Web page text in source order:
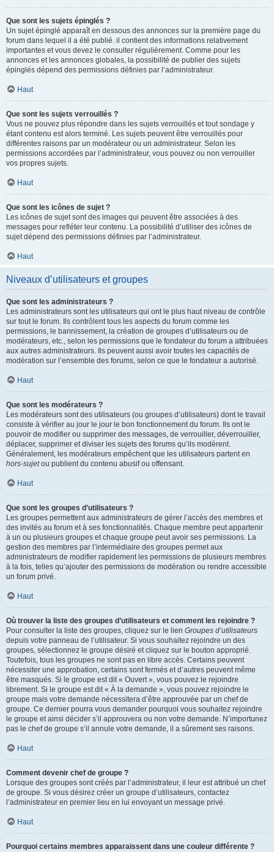
Que sont les sujets épinglés ?
Un sujet épinglé apparaît en dessous des annonces sur la première page du
forum dans lequel il a été publié. il contient des informations relativement
importantes et vous devez le consulter régulièrement. Comme pour les
annonces et les annonces globales, la possibilité de publier des sujets
épinglés dépend des permissions définies par l’administrateur.
Haut
Que sont les sujets verrouillés ?
Vous ne pouvez plus répondre dans les sujets verrouillés et tout sondage y
étant contenu est alors terminé. Les sujets peuvent être verrouillés pour
différentes raisons par un modérateur ou un administrateur. Selon les
permissions accordées par l’administrateur, vous pouvez ou non verrouiller
vos propres sujets.
Haut
Que sont les icônes de sujet ?
Les icônes de sujet sont des images qui peuvent être associées à des
messages pour refléter leur contenu. La possibilité d’utiliser des icônes de
sujet dépend des permissions définies par l’administrateur.
Haut
Niveaux d’utilisateurs et groupes
Que sont les administrateurs ?
Les administrateurs sont les utilisateurs qui ont le plus haut niveau de contrôle
sur tout le forum. Ils contrôlent tous les aspects du forum comme les
permissions, le bannissement, la création de groupes d’utilisateurs ou de
modérateurs, etc., selon les permissions que le fondateur du forum a attribuées
aux autres administrateurs. Ils peuvent aussi avoir toutes les capacités de
modération sur l’ensemble des forums, selon ce que le fondateur a autorisé.
Haut
Que sont les modérateurs ?
Les modérateurs sont des utilisateurs (ou groupes d’utilisateurs) dont le travail
consiste à vérifier au jour le jour le bon fonctionnement du forum. Ils ont le
pouvoir de modifier ou supprimer des messages, de verrouiller, déverrouiller,
déplacer, supprimer et diviser les sujets des forums qu’ils modèrent.
Généralement, les modérateurs empêchent que les utilisateurs partent en
hors-sujetou publient du contenu abusif ou offensant.
Haut
Que sont les groupes d’utilisateurs ?
Les groupes permettent aux administrateurs de gérer l’accès des membres et
des invités au forum et à ses fonctionnalités. Chaque membre peut appartenir
à un ou plusieurs groupes et chaque groupe peut avoir ses permissions. La
gestion des membres par l’intermédiaire des groupes permet aux
administrateurs de modifier rapidement les permissions de plusieurs membres
à la fois, telles qu’ajouter des permissions de modération ou rendre accessible
un forum privé.
Haut
Où trouver la liste des groupes d’utilisateurs et comment les rejoindre ?
Pour consulter la liste des groupes, cliquez sur le lien Groupes d’utilisateurs
depuis votre panneau de l’utilisateur. Si vous souhaitez rejoindre un des
groupes, sélectionnez le groupe désiré et cliquez sur le bouton approprié.
Toutefois, tous les groupes ne sont pas en libre accès. Certains peuvent
nécessiter une approbation, certains sont fermés et d’autres peuvent même
être masqués. Si le groupe est dit « Ouvert », vous pouvez le rejoindre
librement. Si le groupe est dit « À la demande », vous pouvez rejoindre le
groupe mais votre demande nécessitera d’être approuvée par un chef de
groupe. Ce dernier pourra vous demander pourquoi vous souhaitez rejoindre
le groupe et ainsi décider s’il approuvera ou non votre demande. N’importunez
pas le chef de groupe s’il annule votre demande, il a sûrement ses raisons.
Haut
Comment devenir chef de groupe ?
Lorsque des groupes sont créés par l’administrateur, il leur est attribué un chef
de groupe. Si vous désirez créer un groupe d’utilisateurs, contactez
l’administrateur en premier lieu en lui envoyant un message privé.
Haut
Pourquoi certains membres apparaissent dans une couleur différente ?